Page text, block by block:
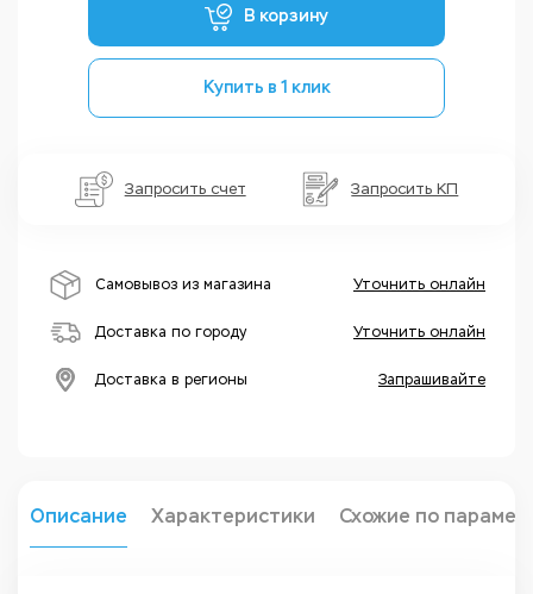
В корзину
Купить в 1 клик
Запросить счет Запросить КП
Самовывоз из магазина Уточнить онлайн
Доставка по городу Уточнить онлайн
Доставка в регионы Запрашивайте
Описание Характеристики Схожие по